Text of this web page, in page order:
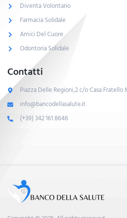
Diventa Volontario
Farmacia Solidale
Amici Del Cuore
Odontoria Solidale
Contatti
Piazza Delle Regioni,2 c/o Casa
info@bancodellasalute.it
(+39) 342 161 8646